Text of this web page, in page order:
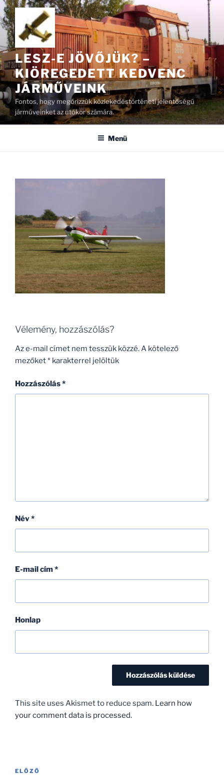
Tartalomhoz
LESZ-E JÖVŐJÜK? –
KIÖREGEDETT KEDVENC
JÁRMŰVEINK
Fontos, hogy megőrizzük közlekedéstörténeti jelentőségű
járműveinket az utókor számára.
Menü
Vélemény, hozzászólás?
Az e-mail címet nem tesszük közzé.A kötelező
mezőket* karakterrel jelöltük
Hozzászólás*
Név*
E-mail cím*
Honlap
This site uses Akismet to reduce spam. Learn how
your comment data is processed.
Bejegyzés
Korábbi
ELŐZŐ